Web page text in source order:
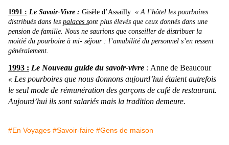
1991 : Le Savoir-Vivre : Gisèle d’Assailly « A l’hôtel les pourboires
distribués dans les palaces sont plus élevés que ceux donnés dans une
pension de famille. Nous ne saurions que conseiller de distribuer la
moitié du pourboire à mi- séjour : l’amabilité du personnel s’en ressent
généralement.
1993 : Le Nouveau guide du savoir-vivre : Anne de Beaucour
« Les pourboires que nous donnons aujourd’hui étaient autrefois
le seul mode de rémunération des garçons de café de restaurant.
Aujourd’hui ils sont salariés mais la tradition demeure.
#En Voyages #Savoir-faire #Gens de maison